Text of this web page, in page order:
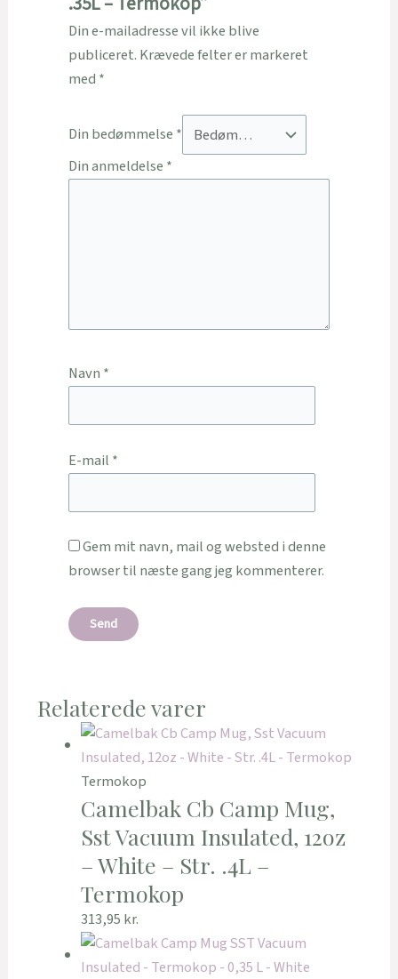
Din e-mailadresse vil ikke blive
publiceret. Krævede felter er markeret
med *
Din bedømmelse *
Din anmeldelse *
Navn *
E-mail *
Gem mit navn, mail og websted i denne
browser til næste gang jeg kommenterer.
Relaterede varer
Termokop
Camelbak Cb Camp Mug,
Sst Vacuum Insulated, 12oz
– White – Str. .4L –
Termokop
313,95 kr.